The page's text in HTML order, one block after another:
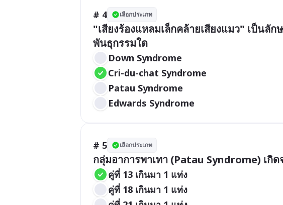
# 4 เลือกประเภท
"เสียงร้องแหลมเล็กคล้ายเสียงแมว" เป็นลั
พันธุกรรมใด
Down Syndrome
Cri-du-chat Syndrome
Patau Syndrome
Edwards Syndrome
# 5 เลือกประเภท
กลุ่มอาการพาเทา (Patau Syndrome) เกิ
คู่ที่ 13 เกินมา 1 แท่ง
คู่ที่ 18 เกินมา 1 แท่ง